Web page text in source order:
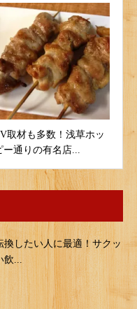
取材も多数！浅草ホッ
ー通りの有名店...
換したい人に最適！サクッ
飲...